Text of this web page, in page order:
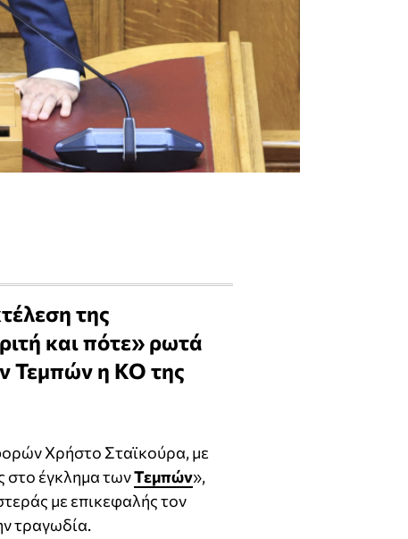
της
και πότε» ρωτά
Τεμπών η ΚΟ της
Χρήστο Σταϊκούρα, με
στο έγκλημα τωνΤεμπών»,
με επικεφαλής τον
τραγωδία.